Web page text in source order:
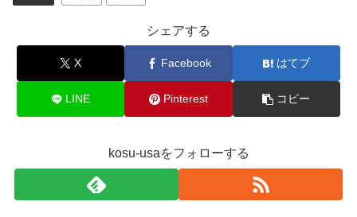
シェアする
X Facebook はてブ
LINE Pinterest コピー
kosu-usaをフォローする